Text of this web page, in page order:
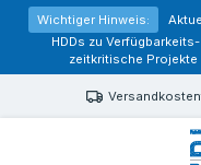
springen
Wichtiger Hinweis:
HDDs zu
zeitkritische